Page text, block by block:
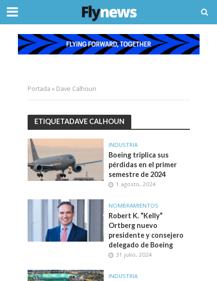
Portada » Dave Calhoun
ETIQUETADAVE CALHOUN
INDUSTRIA
Boeing triplica sus
pérdidas en el primer
semestre de 2024
1 agosto, 2024
NOMBRAMIENTOS
Robert K. “Kelly”
Ortberg nuevo
presidente y consejero
delegado de Boeing
31 julio, 2024
INDUSTRIA